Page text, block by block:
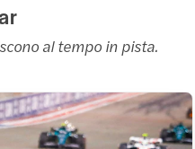
al tempo in pista.